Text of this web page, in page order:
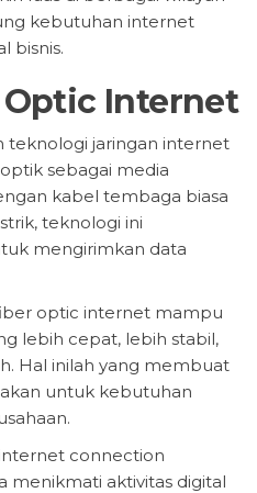
kebutuhan internet
bisnis.
Internet
teknologi jaringan internet
sebagai media
kabel tembaga biasa
teknologi ini
mengirimkan data
optic internet mampu
lebih cepat, lebih stabil,
Hal inilah yang membuat
untuk kebutuhan
connection
aktivitas digital